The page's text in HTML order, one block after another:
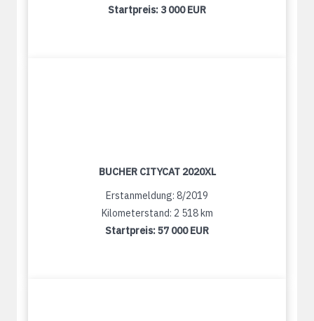
Startpreis: 3 000 EUR
BUCHER CITYCAT 2020XL
Erstanmeldung: 8/2019
Kilometerstand: 2 518 km
Startpreis:57 000 EUR